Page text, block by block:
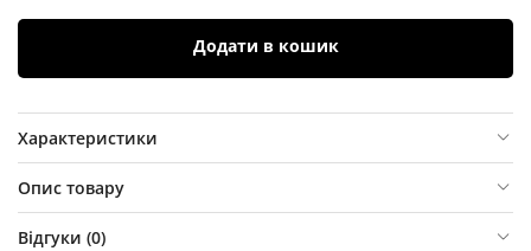
Додати в кошик
Характеристики
Опис товару
Відгуки (0)